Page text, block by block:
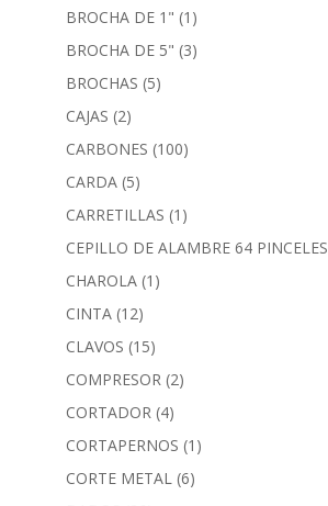
BROCHA DE 1" (1)
BROCHA DE 5" (3)
BROCHAS (5)
CAJAS (2)
CARBONES (100)
CARDA (5)
CARRETILLAS (1)
CEPILLO DE ALAMBRE 64 PINCELES
CHAROLA (1)
CINTA (12)
CLAVOS (15)
COMPRESOR (2)
CORTADOR (4)
CORTAPERNOS (1)
CORTE METAL (6)